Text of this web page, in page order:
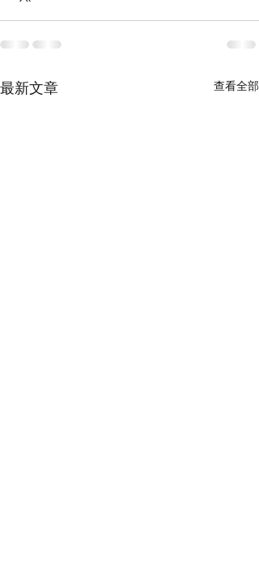
最新文章 查看全部